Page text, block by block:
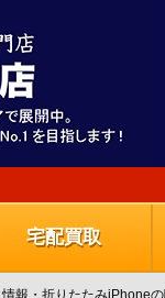
宅配買取
報・折りたたみiPhoneの